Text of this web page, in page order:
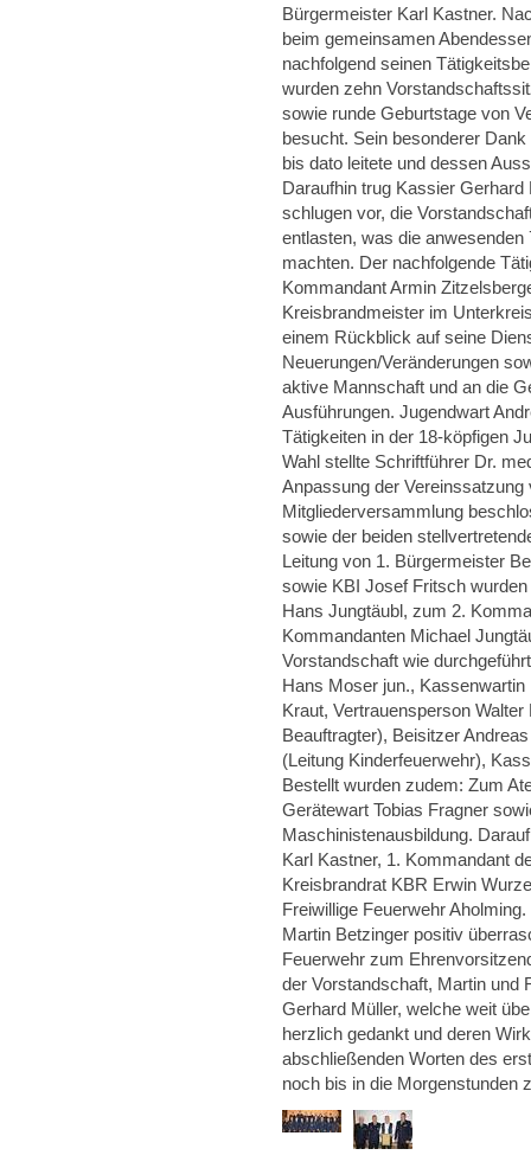
Bürgermeister Karl Kastner.
beim gemeinsamen
nachfolgend seinen
wurden zehn
sowie runde Geburtstage von
besucht. Sein besonderer
bis dato leitete und dessen
Daraufhin trug Kassier
schlugen vor, die
entlasten, was die
machten. Der nachfolgende
Kommandant Armin
Kreisbrandmeister im
einem Rückblick auf seine
Neuerungen/Veränderungen
aktive Mannschaft und an die
Ausführungen. Jugendwart
Tätigkeiten in der 18-köpfigen
Wahl stellte Schriftführer Dr.
Anpassung der
Mitgliederversammlung
sowie der beiden
Leitung von 1. Bürgermeister
sowie KBI Josef Fritsch
Hans Jungtäubl, zum 2.
Kommandanten Michael
Vorstandschaft wie
Hans Moser jun.,
Kraut, Vertrauensperson
Beauftragter), Beisitzer
(Leitung Kinderfeuerwehr),
Bestellt wurden zudem: Zum
Gerätewart Tobias Fragner
Maschinistenausbildung.
Karl Kastner, 1. Kommandant
Kreisbrandrat KBR Erwin
Freiwillige Feuerwehr
Martin Betzinger positiv
Feuerwehr zum
der Vorstandschaft, Martin und
Gerhard Müller, welche weit
herzlich gedankt und deren
abschließenden Worten des
noch bis in die Morgenstunden